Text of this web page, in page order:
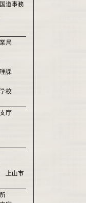
道事務
局
課
校
庁
上山市